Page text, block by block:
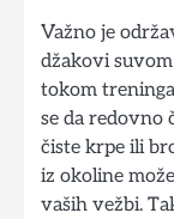
Važno je
džakovi
tokom
se da redovno
čiste krpe ili
iz okoline
vaših vežbi.